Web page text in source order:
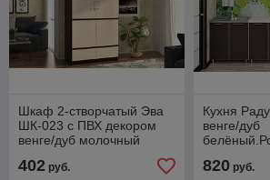
Шкаф 2-створчатый Эва
ШК-023 с ПВХ декором
венге/дуб молочный
402 руб.
Кухня
венге/дуб
820руб.